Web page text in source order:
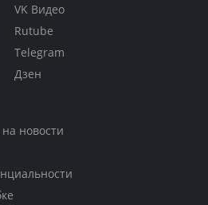
VK Видео
Rutube
Telegram
Дзен
новости